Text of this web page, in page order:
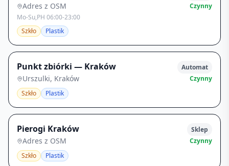
Adres z OSM
Mo-Su,PH 06:00-23:00
Szkło
Plastik
Czynny
Punkt zbiórki — Kraków
Urszulki, Kraków
Szkło Plastik
Automat
Czynny
Pierogi Kraków
Adres z OSM
Szkło Plastik
Sklep
Czynny